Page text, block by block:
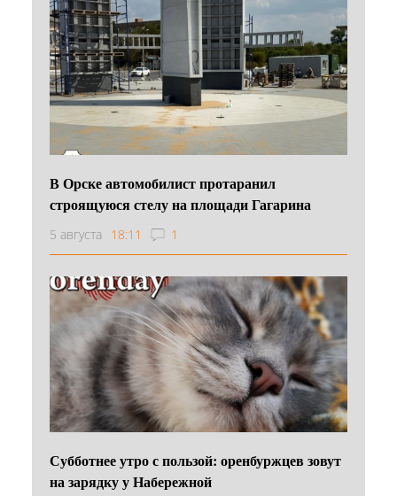
В Орске автомобилист протаранил
строящуюся стелу на площади Гагарина
5 августа 18:11 1
Субботнее утро с пользой: оренбуржцев зовут
на зарядку у Набережной